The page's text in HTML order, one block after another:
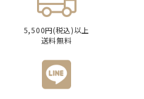
5,500円(税込)以上
送料無料